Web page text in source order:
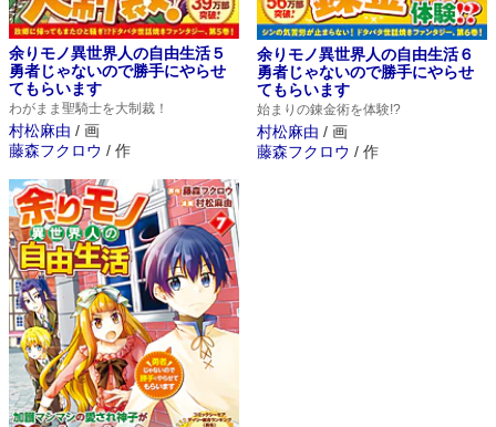
わがまま聖騎士を大制裁！
余りモノ異世界人の自由生活５
勇者じゃないので勝手にやらせ
てもらいます
村松麻由 / 画
藤森フクロウ / 作
始まりの錬金術を体験!?
余りモノ異世界人の自由生活６
勇者じゃないので勝手にやらせ
てもらいます
村松麻由 / 画
藤森フクロウ / 作